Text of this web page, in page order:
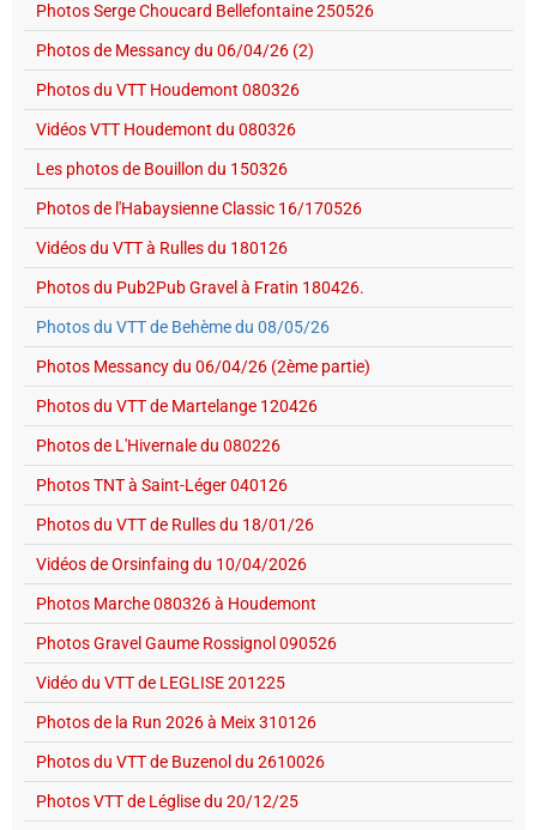
Photos Serge Choucard Bellefontaine 250526
Photos de Messancy du 06/04/26 (2)
Photos du VTT Houdemont 080326
Vidéos VTT Houdemont du 080326
Les photos de Bouillon du 150326
Photos de l'Habaysienne Classic 16/170526
Vidéos du VTT à Rulles du 180126
Photos du Pub2Pub Gravel à Fratin 180426.
Photos du VTT de Behème du 08/05/26
Photos Messancy du 06/04/26 (2ème partie)
Photos du VTT de Martelange 120426
Photos de L'Hivernale du 080226
Photos TNT à Saint-Léger 040126
Photos du VTT de Rulles du 18/01/26
Vidéos de Orsinfaing du 10/04/2026
Photos Marche 080326 à Houdemont
Photos Gravel Gaume Rossignol 090526
Vidéo du VTT de LEGLISE 201225
Photos de la Run 2026 à Meix 310126
Photos du VTT de Buzenol du 2610026
Photos VTT de Léglise du 20/12/25